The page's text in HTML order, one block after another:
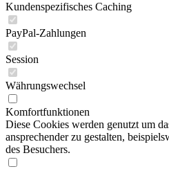
Kundenspezifisches Caching
PayPal-Zahlungen
Session
Währungswechsel
Komfortfunktionen
Diese Cookies werden genutzt um
ansprechender zu gestalten,
des Besuchers.